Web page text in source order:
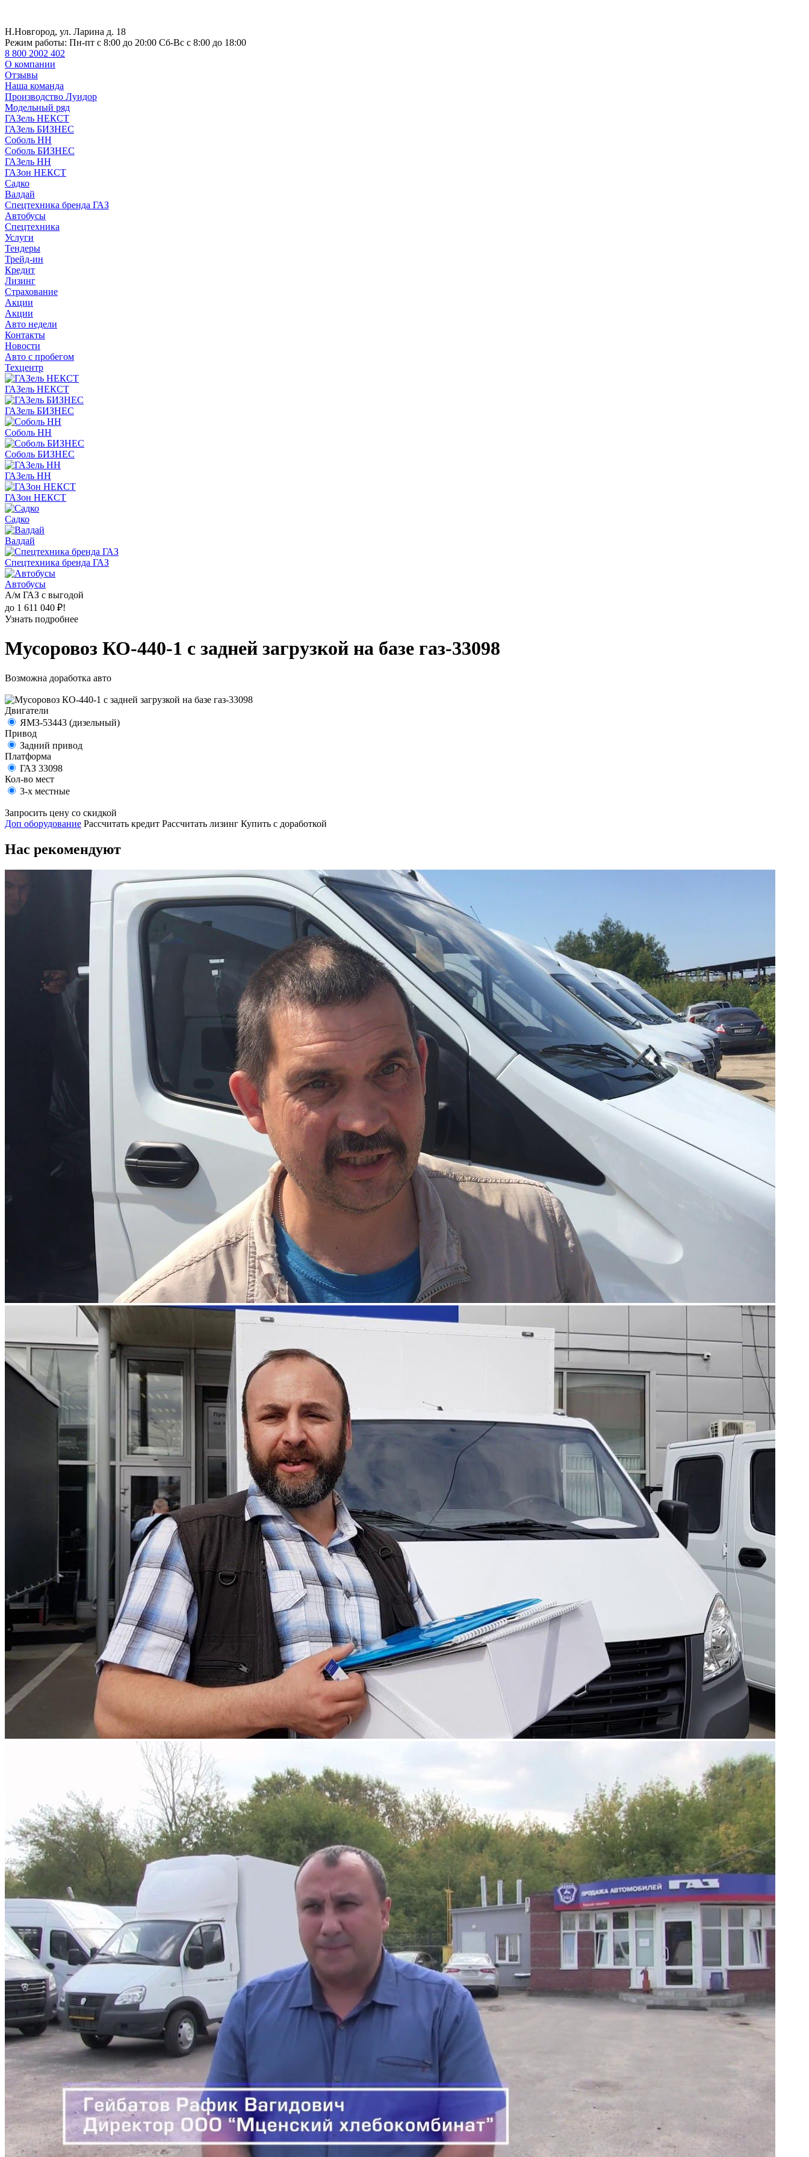
Н.Новгород, ул. Ларина д. 18
Режим работы: Пн-пт с 8:00 до 20:00 Сб-Вс с 8:00 до 18:00
8 800 2002 402
О компании
Отзывы
Наша команда
Производство Луидор
Модельный ряд
ГАЗель НЕКСТ
ГАЗель БИЗНЕС
Соболь НН
Соболь БИЗНЕС
ГАЗель НН
ГАЗон НЕКСТ
Садко
Валдай
Спецтехника бренда ГАЗ
Автобусы
Спецтехника
Услуги
Тендеры
Трейд-ин
Кредит
Лизинг
Страхование
Акции
Акции
Авто недели
Контакты
Новости
Авто с пробегом
Техцентр
ГАЗель НЕКСТ
ГАЗель БИЗНЕС
Соболь НН
Соболь БИЗНЕС
ГАЗель НН
ГАЗон НЕКСТ
Садко
Валдай
Спецтехника бренда ГАЗ
Автобусы
А/м ГАЗ с выгодой
до 1 611 040 ₽!
Узнать подробнее
Мусоровоз КО-440-1 с задней загрузкой на базе газ-33098
Возможна доработка авто
Двигатели
ЯМЗ-53443 (дизельный)
Привод
Задний привод
Платформа
ГАЗ 33098
Кол-во мест
3-х местные
Запросить цену со скидкой
Доп оборудование Рассчитать кредит Рассчитать лизинг Купить с доработкой
Нас рекомендуют